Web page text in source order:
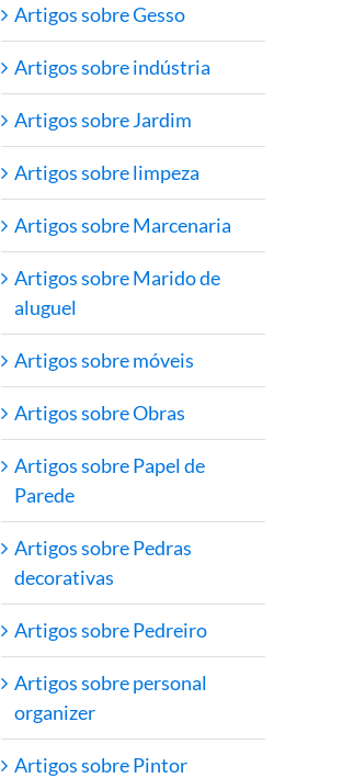
Artigos sobre Gesso
Artigos sobre indústria
Artigos sobre Jardim
Artigos sobre limpeza
Artigos sobre Marcenaria
Artigos sobre Marido de
aluguel
Artigos sobre móveis
Artigos sobre Obras
Artigos sobre Papel de
Parede
Artigos sobre Pedras
decorativas
Artigos sobre Pedreiro
Artigos sobre personal
organizer
Artigos sobre Pintor